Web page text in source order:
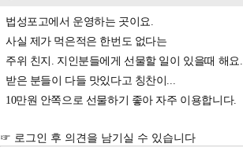
법성포고에서 운영하는 곳이요.
사실 제가 먹은적은 한번도 없다는
주위 친지. 지인분들에게 선물할 일이 있을때 해요.
받은 분들이 다들 맛있다고 칭찬이...
10만원 안쪽으로 선물하기 좋아 자주 이용합니다.
☞ 로그인 후 의견을 남기실 수 있습니다